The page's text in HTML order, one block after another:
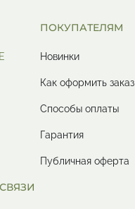
ПОКУПАТЕЛЯМ
Новинки
Как оформить заказ
Способы оплаты
Гарантия
Публичная оферта